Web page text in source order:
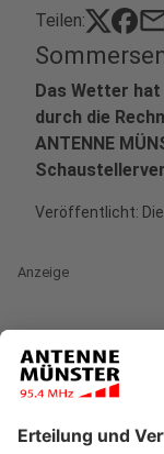
Teilen:
Das Wetter
durch die
ANTENNE
Veröffentlicht:
Anzeige
Der Duft von
Schlossplatz ist
Montagabend
Schlossplatz in